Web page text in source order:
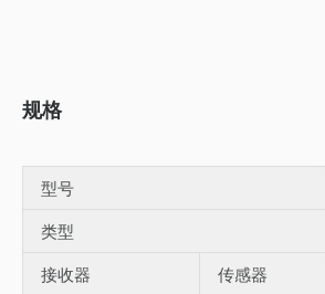
规格
型号
类型
接收器
传感器